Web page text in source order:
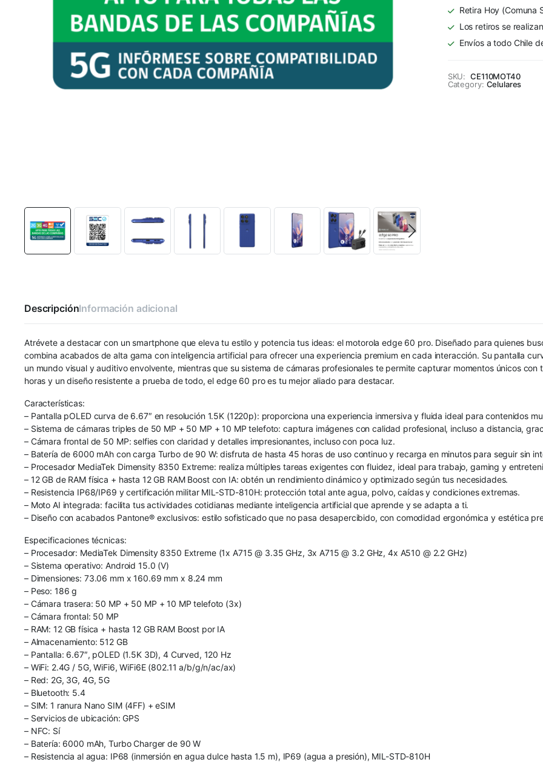
Retira Hoy (Comuna
Los retiros se
Envíos a todo Chile
SKU: CE110MOT40
Category: Celulares
DescripciónInformación adicional
Atrévete a destacar con un smartphone que eleva tu estilo y potencia tus ideas: el motorola edge 60 pro. Diseñado para quienes
combina acabados de alta gama con inteligencia artificial para ofrecer una experiencia premium en cada interacción. Su pantalla
un mundo visual y auditivo envolvente, mientras que su sistema de cámaras profesionales te permite capturar momentos únicos
horas y un diseño resistente a prueba de todo, el edge 60 pro es tu mejor aliado para destacar.
Características:
– Pantalla pOLED curva de 6.67″ en resolución 1.5K (1220p): proporciona una experiencia inmersiva y fluida ideal para contenidos
– Sistema de cámaras triples de 50 MP + 50 MP + 10 MP telefoto: captura imágenes con calidad profesional, incluso a distancia,
– Cámara frontal de 50 MP: selfies con claridad y detalles impresionantes, incluso con poca luz.
– Batería de 6000 mAh con carga Turbo de 90 W: disfruta de hasta 45 horas de uso continuo y recarga en minutos para seguir sin
– Procesador MediaTek Dimensity 8350 Extreme: realiza múltiples tareas exigentes con fluidez, ideal para trabajo, gaming y
– 12 GB de RAM física + hasta 12 GB RAM Boost con IA: obtén un rendimiento dinámico y optimizado según tus necesidades.
– Resistencia IP68/IP69 y certificación militar MIL-STD-810H: protección total ante agua, polvo, caídas y condiciones extremas.
– Moto AI integrada: facilita tus actividades cotidianas mediante inteligencia artificial que aprende y se adapta a ti.
– Diseño con acabados Pantone® exclusivos: estilo sofisticado que no pasa desapercibido, con comodidad ergonómica y estética
Especificaciones técnicas:
– Procesador: MediaTek Dimensity 8350 Extreme (1x A715 @ 3.35 GHz, 3x A715 @ 3.2 GHz, 4x A510 @ 2.2 GHz)
– Sistema operativo: Android 15.0 (V)
– Dimensiones: 73.06 mm x 160.69 mm x 8.24 mm
– Peso: 186 g
– Cámara trasera: 50 MP + 50 MP + 10 MP telefoto (3x)
– Cámara frontal: 50 MP
– RAM: 12 GB física + hasta 12 GB RAM Boost por IA
– Almacenamiento: 512 GB
– Pantalla: 6.67″, pOLED (1.5K 3D), 4 Curved, 120 Hz
– WiFi: 2.4G / 5G, WiFi6, WiFi6E (802.11 a/b/g/n/ac/ax)
– Red: 2G, 3G, 4G, 5G
– Bluetooth: 5.4
– SIM: 1 ranura Nano SIM (4FF) + eSIM
– Servicios de ubicación: GPS
– NFC: Sí
– Batería: 6000 mAh, Turbo Charger de 90 W
– Resistencia al agua: IP68 (inmersión en agua dulce hasta 1.5 m), IP69 (agua a presión), MIL-STD-810H